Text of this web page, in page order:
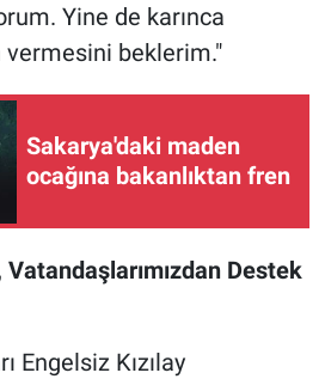
Yine de karınca
vermesini beklerim."
Sakarya'daki maden
ocağına bakanlıktan fren
Destek
Engelsiz Kızılay